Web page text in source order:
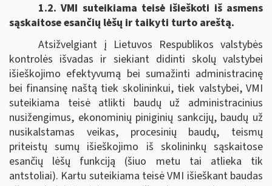
1.2. VMI suteikiama teisė išieškoti iš asmens
sąskaitose esančių lėšų ir taikyti turto areštą.
Atsižvelgiant į Lietuvos Respublikos valstybės
kontrolės išvadas ir siekiant didinti skolų valstybei
išieškojimo efektyvumą bei sumažinti administracinę
bei finansinę naštą tiek skolininkui, tiek valstybei, VMI
suteikiama teisė atlikti baudų už administracinius
nusižengimus, ekonominių piniginių sankcijų, baudų už
nusikalstamas veikas, procesinių baudų, teismų
priteistų sumų išieškojimo iš skolininkų sąskaitose
esančių lėšų funkciją (šiuo metu tai atlieka tik
antstoliai). Kartu suteikiama teisė VMI išieškant baudas